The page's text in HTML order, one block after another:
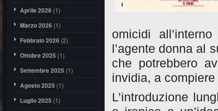
Aprile 2026 (1)
Marzo 2026 (1)
Febbraio 2026 (2)
Ottobre 2025 (1)
Settembre 2025 (1)
Agosto 2025 (1)
Luglio 2025 (1)
omicidi
l’agente donna al
che potrebbero
invidia, a
L’introduzione